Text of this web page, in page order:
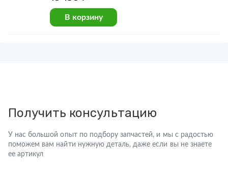
В корзину
Получить консультацию
У нас большой опыт по подбору запчастей, и мы с радостью
поможем вам найти нужную деталь, даже если вы не знаете
ее артикул